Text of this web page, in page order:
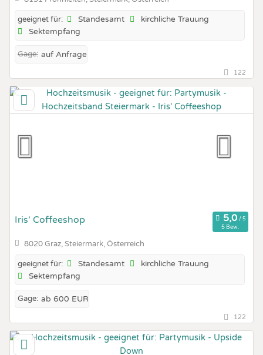
geeignet für: Standesamt
kirchliche Trauung
Sektempfang
Gage: auf Anfrage
122
Iris' Coffeeshop
5 Bew.
8020 Graz, Steiermark, Österreich
geeignet für: Standesamt
kirchliche Trauung
Sektempfang
Gage: ab 600 EUR
122